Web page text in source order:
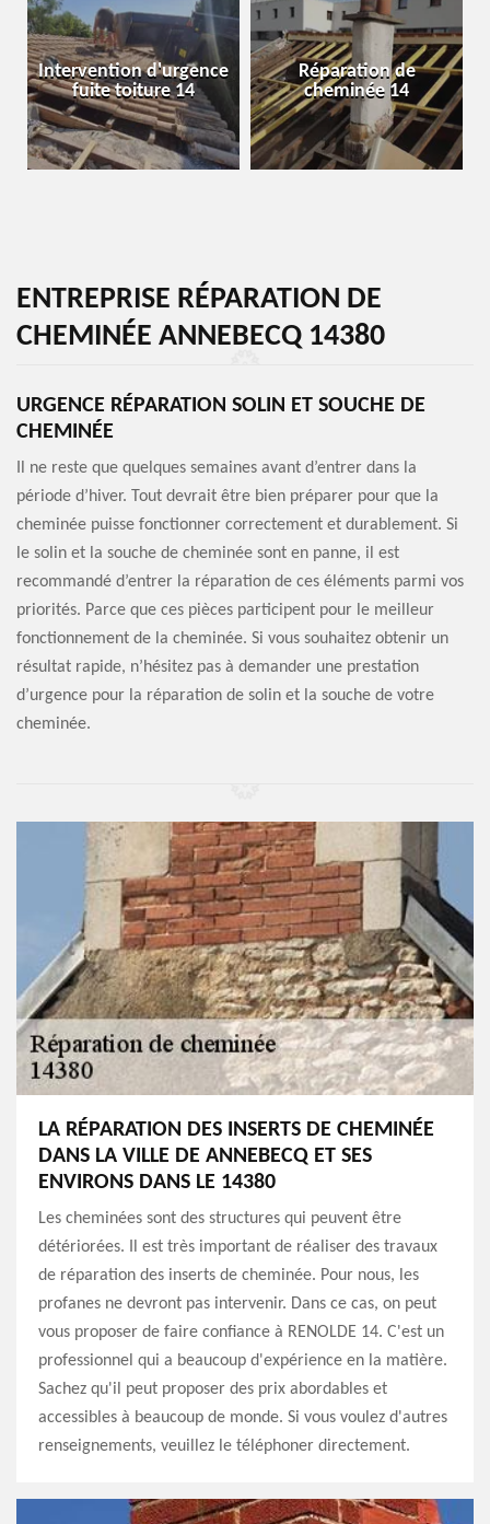
Intervention d'urgence
fuite toiture 14
Réparation de
cheminée 14
ENTREPRISE RÉPARATION DE
CHEMINÉE ANNEBECQ 14380
URGENCE RÉPARATION SOLIN ET SOUCHE DE
CHEMINÉE
Il ne reste que quelques semaines avant d’entrer dans la
période d’hiver. Tout devrait être bien préparer pour que la
cheminée puisse fonctionner correctement et durablement. Si
le solin et la souche de cheminée sont en panne, il est
recommandé d’entrer la réparation de ces éléments parmi vos
priorités. Parce que ces pièces participent pour le meilleur
fonctionnement de la cheminée. Si vous souhaitez obtenir un
résultat rapide, n’hésitez pas à demander une prestation
d’urgence pour la réparation de solin et la souche de votre
cheminée.
LA RÉPARATION DES INSERTS DE CHEMINÉE
DANS LA VILLE DE ANNEBECQ ET SES
ENVIRONS DANS LE 14380
Les cheminées sont des structures qui peuvent être
détériorées. Il est très important de réaliser des travaux
de réparation des inserts de cheminée. Pour nous, les
profanes ne devront pas intervenir. Dans ce cas, on peut
vous proposer de faire confiance à RENOLDE 14. C'est un
professionnel qui a beaucoup d'expérience en la matière.
Sachez qu'il peut proposer des prix abordables et
accessibles à beaucoup de monde. Si vous voulez d'autres
renseignements, veuillez le téléphoner directement.